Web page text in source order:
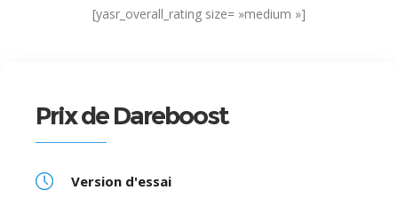
[yasr_overall_rating size= »medium »]
Prix de Dareboost
Version d'essai